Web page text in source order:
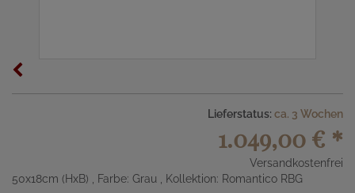
Lieferstatus: ca. 3 Wochen
1.049,00 € *
Versandkostenfrei
50x18cm (HxB)
, Farbe: Grau , Kollektion: Romantico RBG